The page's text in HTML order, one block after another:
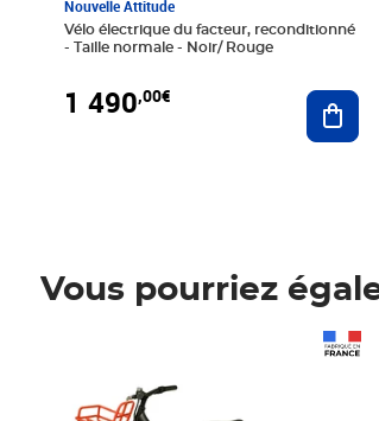
Nouvelle Attitude
Vélo électrique du facteur, reconditionné
- Taille normale - Noir/ Rouge
1 490,00€
Vous pourriez